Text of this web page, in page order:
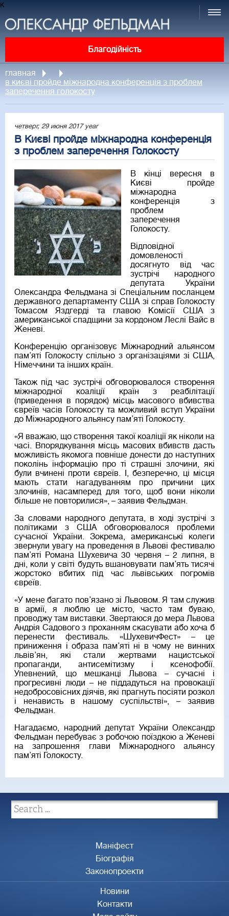
к
Благодійність
главная
в києві пройде міжнародна конференція з проблем
заперечення голокосту
четверг, 29 июня 2017 year
В Києві пройде міжнародна конференція
з проблем заперечення Голокосту
В кінці вересня в
Києві пройде
міжнародна
конференція з
проблем
заперечення
Голокосту.
Відповідної
домовленості
досягнуто від час
зустрічі народного
депутата України
Олександра Фельдмана зі Спеціальним посланцем
державного департаменту США зі справ Голокосту
Томасом Яздгерді та главою Комісії США з
американської спадщини за кордоном Леслі Вайс в
Женеві.
Конференцію організовує Міжнародний альянсом
пам’яті Голокосту спільно з організаціями зі США,
Німеччини та інших країн.
Також під час зустрічі обговорювалося створення
міжнародної коаліції країн з реабілітації
(приведення в порядок) місць масового вбивства
євреїв часів Голокосту та можливий вступ України
до Міжнародного альянсу пам’яті Голокосту.
«Я вважаю, що створення такої коаліції як ніколи на
часі. Впорядкування місць масових вбивств дасть
можливість якомога повніше донести до наступних
поколінь інформацію про ті страшні злочини, які
були вчинені проти євреїв. І, безперечно, ці місця
мають стати нагадуванням про причини цих
злочинів, насамперед для того, щоб вони ніколи
більше не повторилися», – заявив Фельдман.
За словами народного депутата, в ході зустрічі з
політиками з США обговорювалося проблеми
сучасної України. Зокрема, американські колеги
звернули увагу на проведення в Львові фестивалю
пам’яті Романа Шухевича 30 червня – 2 липня, в
дні, коли у світі будуть вшановувати пам’ять тисячі
жорстоко вбитих під час львівських погромів
євреїв.
«У мене багато пов’язано зі Львовом. Я там служив
в армії, я люблю це місто, часто там буваю,
проводжу там виставки. Звертаюся до мера Львова
Андрія Садового з проханням скасувати або хоча б
перенести фестиваль. «ШухевичФест» – це
приниження і образа пам’яті ні в чому не винних
львів’ян, які стали жертвами нацистської
пропаганди, антисемітизму і ксенофобії.
Упевнений, що мешканці Львова – сучасні і
прогресивні люди – не піддадуться на провокації
недобросовісних діячів, які прагнуть посіяти розкол
і ненависть в нашому суспільстві», – заявив
Фельдман.
Нагадаємо, народний депутат України Олександр
Фельдман перебуває з робочою поїздкою а Женеві
на запрошення глави Міжнародного альянсу
пам’яті Голокосту.
Маніфест
Біографія
Законопроекти
Новини
Контакти